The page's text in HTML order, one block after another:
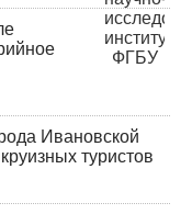
Ивановской
туристов